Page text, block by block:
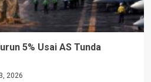
5% Usai AS Tunda
2026